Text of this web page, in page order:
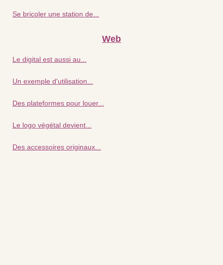
Se bricoler une station de...
Web
Le digital est aussi au...
Un exemple d'utilisation...
Des plateformes pour louer...
Le logo végétal devient...
Des accessoires originaux...